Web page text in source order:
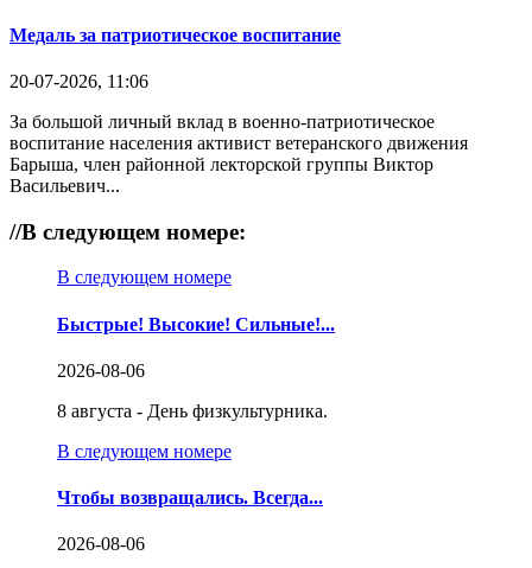
Медаль за патриотическое воспитание
20-07-2026, 11:06
За большой личный вклад в военно-патриотическое
воспитание населения активист ветеранского движения
Барыша, член районной лекторской группы Виктор
Васильевич...
//В следующем номере:
В следующем номере
Быстрые! Высокие! Сильные!...
2026-08-06
8 августа - День физкультурника.
В следующем номере
Чтобы возвращались. Всегда...
2026-08-06